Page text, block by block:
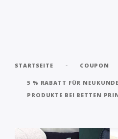
STARTSEITE - COUPON
5 % RABATT FÜR
PRODUKTE BEI BETTEN